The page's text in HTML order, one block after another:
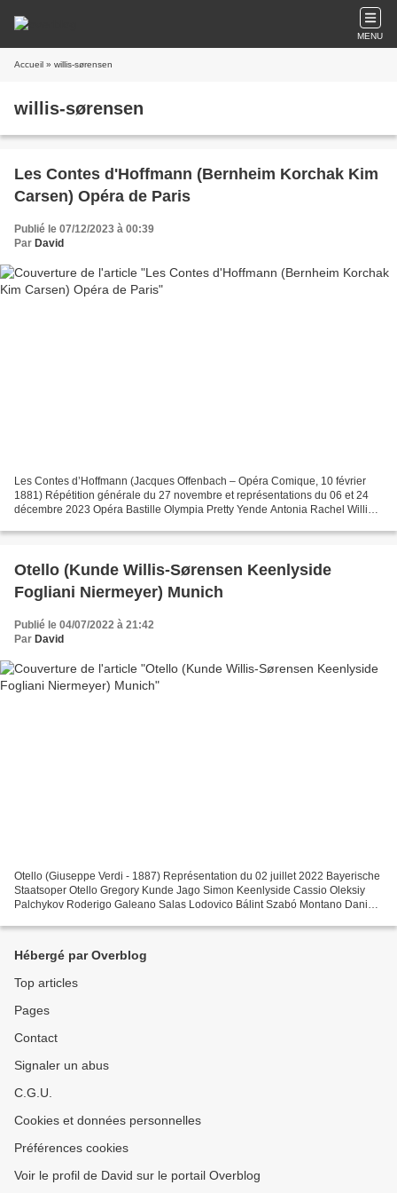
MENU
Accueil » willis-sørensen
willis-sørensen
Les Contes d'Hoffmann (Bernheim Korchak Kim
Carsen) Opéra de Paris
Publié le 07/12/2023 à 00:39
Par David
Les Contes d’Hoffmann (Jacques Offenbach – Opéra Comique, 10 février
1881) Répétition générale du 27 novembre et représentations du 06 et 24
décembre 2023 Opéra Bastille Olympia Pretty Yende Antonia Rachel Willis-
Otello (Kunde Willis-Sørensen Keenlyside
Fogliani Niermeyer) Munich
Publié le 04/07/2022 à 21:42
Par David
Otello (Giuseppe Verdi - 1887) Représentation du 02 juillet 2022 Bayerische
Staatsoper Otello Gregory Kunde Jago Simon Keenlyside Cassio Oleksiy
Palchykov Roderigo Galeano Salas Lodovico Bálint Szabó Montano Daniel
Hébergé par Overblog
Top articles
Pages
Contact
Signaler un abus
C.G.U.
Cookies et données personnelles
Préférences cookies
Voir le profil de David sur le portail Overblog